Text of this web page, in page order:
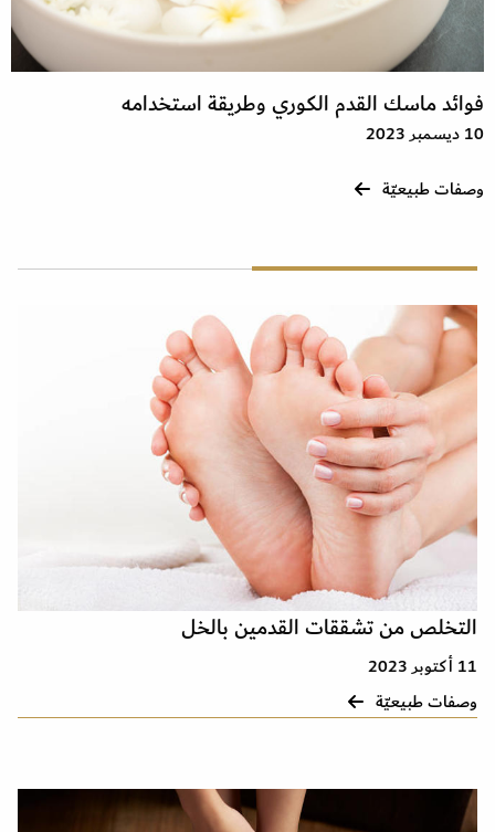
فوائد ماسك القدم الكوري وطريقة استخدامه
10 ديسمبر 2023
وصفات طبيعيّة
التخلص من تشققات القدمين بالخل
11 أكتوبر 2023
وصفات طبيعيّة